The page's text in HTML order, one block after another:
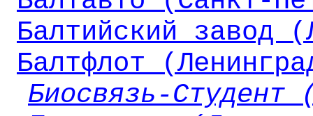
Балтийский завод
Балтфлот
Биосвязь-Студент